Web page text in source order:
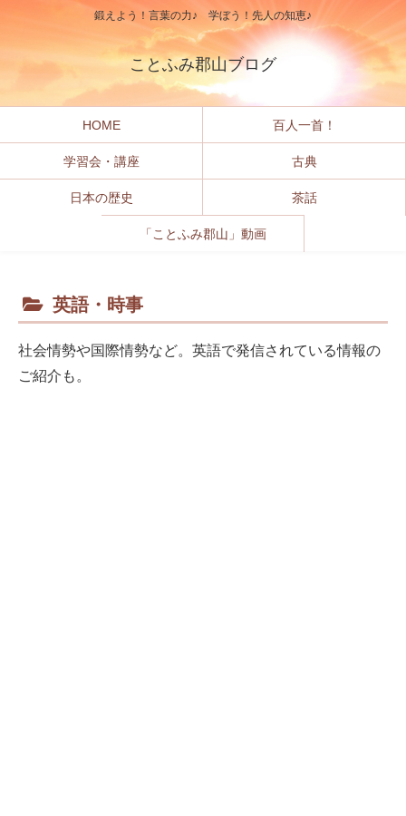
鍛えよう！言葉の力♪ 学ぼう！先人の知恵♪
ことふみ郡山ブログ
HOME 百人一首！
学習会・講座 古典
日本の歴史 茶話
「ことふみ郡山」動画
英語・時事
社会情勢や国際情勢など。英語で発信されている情報の
ご紹介も。